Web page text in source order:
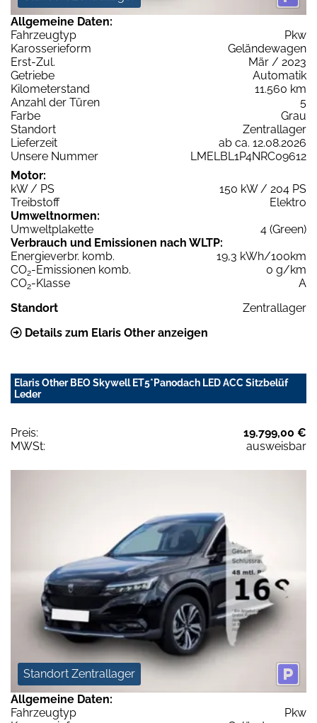
Allgemeine Daten:
Fahrzeugtyp
Pkw
Karosserieform
Geländewagen
Erst-Zul.
Mär / 2023
Getriebe
Automatik
Kilometerstand
11.560 km
Anzahl der Türen
5
Farbe
Grau
Standort
Zentrallager
Lieferzeit
ab ca. 12.08.2026
Unsere Nummer
LMELBL1P4NRC09612
Motor:
kW / PS
150 kW / 204 PS
Treibstoff
Elektro
Umweltnormen:
Umweltplakette
4 (Green)
Verbrauch und Emissionen nach WLTP:
Energieverbr. komb.
19,3 kWh/100km
CO2-Emissionen komb.
0 g/km
CO2-Klasse
A
Standort
Zentrallager
Details zum Elaris Other anzeigen
Elaris Other BEO Skywell ET5*Panodach LED ACC Sitzbelüf
Leder
Preis:
19.799,00 €
MWSt:
ausweisbar
Standort Zentrallager
Allgemeine Daten:
Fahrzeugtyp
Pkw